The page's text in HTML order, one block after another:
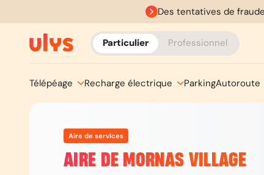
Des tentatives de
Particulier Professionnel
Télépéage Recharge électrique ParkingAutoroute
Aire de services
AIRE DE MORNAS VILLAGE